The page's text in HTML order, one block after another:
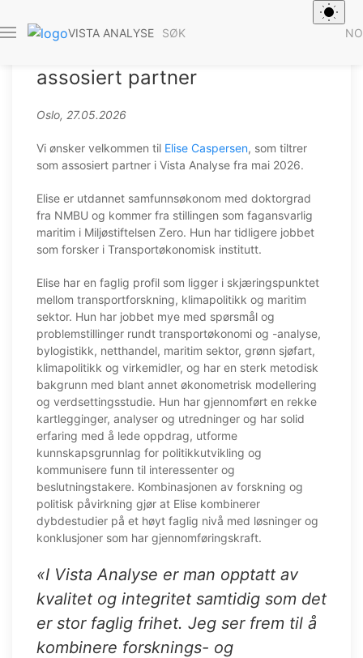
VISTA ANALYSE SØK NO
assosiert partner
Oslo, 27.05.2026
Vi ønsker velkommen til Elise Caspersen, som tiltrer
som assosiert partner i Vista Analyse fra mai 2026.
Elise er utdannet samfunnsøkonom med doktorgrad
fra NMBU og kommer fra stillingen som fagansvarlig
maritim i Miljøstiftelsen Zero. Hun har tidligere jobbet
som forsker i Transportøkonomisk institutt.
Elise har en faglig profil som ligger i skjæringspunktet
mellom transportforskning, klimapolitikk og maritim
sektor. Hun har jobbet mye med spørsmål og
problemstillinger rundt transportøkonomi og -analyse,
bylogistikk, netthandel, maritim sektor, grønn sjøfart,
klimapolitikk og virkemidler, og har en sterk metodisk
bakgrunn med blant annet økonometrisk modellering
og verdsettingsstudie. Hun har gjennomført en rekke
kartlegginger, analyser og utredninger og har solid
erfaring med å lede oppdrag, utforme
kunnskapsgrunnlag for politikkutvikling og
kommunisere funn til interessenter og
beslutningstakere. Kombinasjonen av forskning og
politisk påvirkning gjør at Elise kombinerer
dybdestudier på et høyt faglig nivå med løsninger og
konklusjoner som har gjennomføringskraft.
«I Vista Analyse er man opptatt av
kvalitet og integritet samtidig som det
er stor faglig frihet. Jeg ser frem til å
kombinere forsknings- og